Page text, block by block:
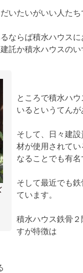
いたいがいい人たち
ならば積水ハウス
託か積水ハウスの
ところで積水ハ
いるというてんが
そして、日々建
材が使用されて
なることでも有名
そして最近でも
ています。
積水ハウス鉄骨
すが特徴は